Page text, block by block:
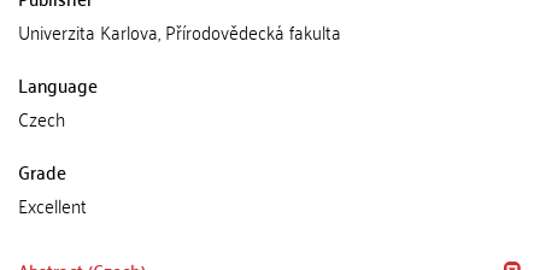
Univerzita Karlova, Přírodovědecká fakulta
Language
Czech
Grade
Excellent